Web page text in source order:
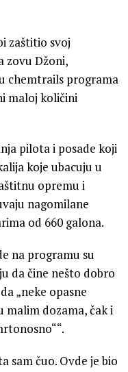
zaštitio svoj
zovu Džoni,
chemtrails programa
maloj količini
pilota i posade koji
koje ubacuju u
opremu i
nagomilane
od 660 galona.
na programu su
da čine nešto dobro
„neke opasne
malim dozama, čak i
sam čuo. Ovde je bio